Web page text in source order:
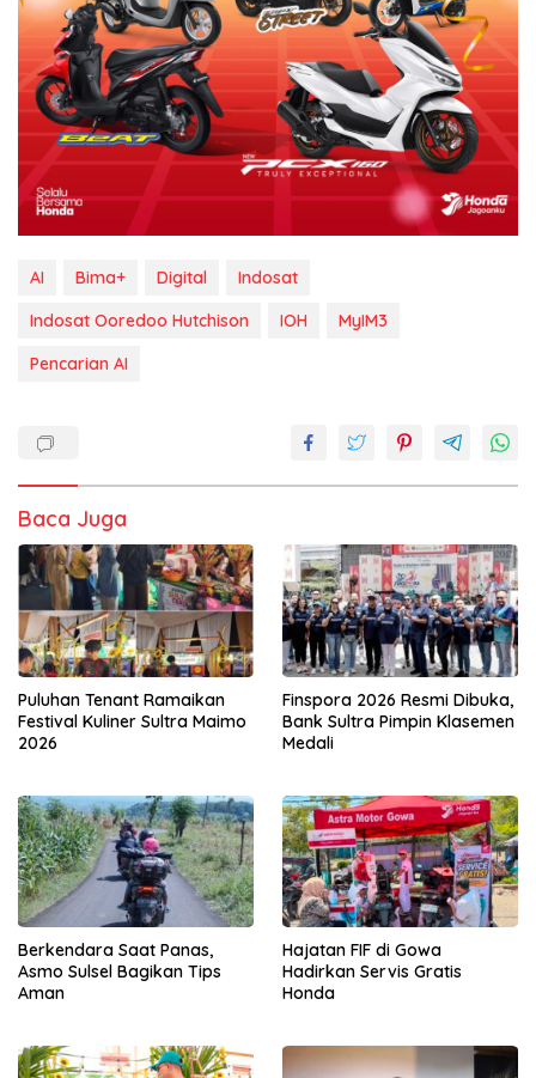
AI Bima+ Digital
Indosat
Indosat Ooredoo Hutchison
IOH
MyIM3
Pencarian AI
Baca Juga
Puluhan Tenant Ramaikan
Festival Kuliner Sultra Maimo
2026
Finspora 2026 Resmi Dibuka,
Bank Sultra Pimpin Klasemen
Medali
Berkendara Saat Panas,
Asmo Sulsel Bagikan Tips
Aman
Hajatan FIF di Gowa
Hadirkan Servis Gratis
Honda